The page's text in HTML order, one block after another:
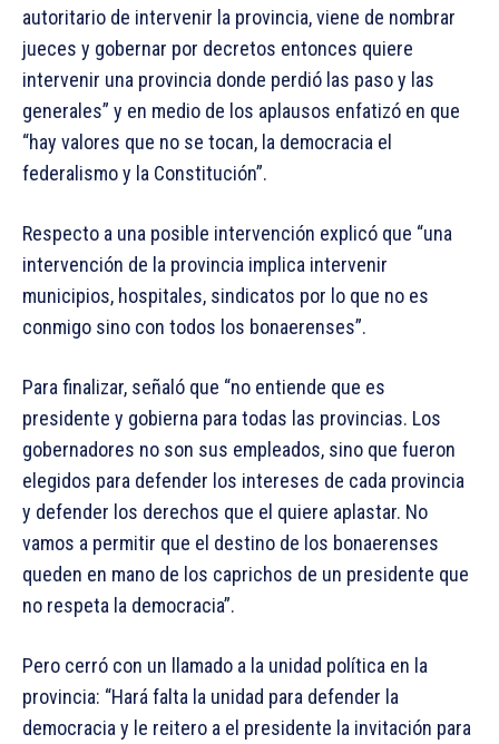
autoritario de intervenir la provincia, viene de nombrar
jueces y gobernar por decretos entonces quiere
intervenir una provincia donde perdió las paso y las
generales” y en medio de los aplausos enfatizó en que
“hay valores que no se tocan, la democracia el
federalismo y la Constitución”.
Respecto a una posible intervención explicó que “una
intervención de la provincia implica intervenir
municipios, hospitales, sindicatos por lo que no es
conmigo sino con todos los bonaerenses”.
Para finalizar, señaló que “no entiende que es
presidente y gobierna para todas las provincias. Los
gobernadores no son sus empleados, sino que fueron
elegidos para defender los intereses de cada provincia
y defender los derechos que el quiere aplastar. No
vamos a permitir que el destino de los bonaerenses
queden en mano de los caprichos de un presidente que
no respeta la democracia”.
Pero cerró con un llamado a la unidad política en la
provincia: “Hará falta la unidad para defender la
democracia y le reitero a el presidente la invitación para